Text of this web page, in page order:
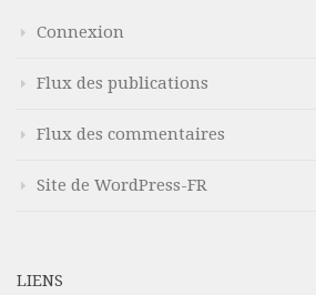
Connexion
Flux des publications
Flux des commentaires
Site de WordPress-FR
LIENS